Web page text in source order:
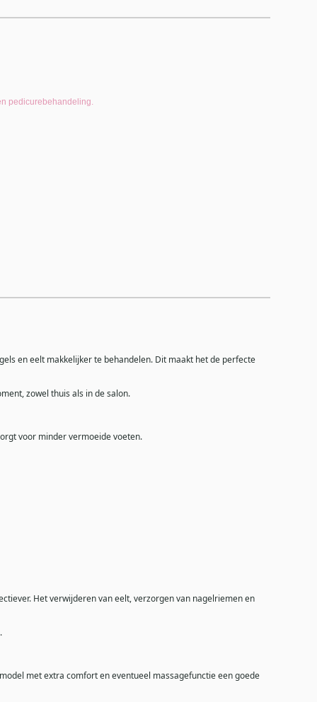
pedicurebehandeling.
en eelt makkelijker te behandelen. Dit maakt het de perfecte
zowel thuis als in de salon.
voor minder vermoeide voeten.
Het verwijderen van eelt, verzorgen van nagelriemen en
met extra comfort en eventueel massagefunctie een goede